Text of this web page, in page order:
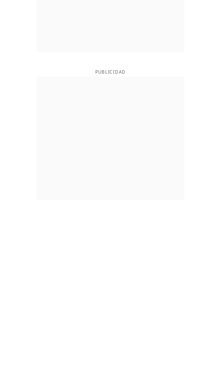
PUBLICIDAD